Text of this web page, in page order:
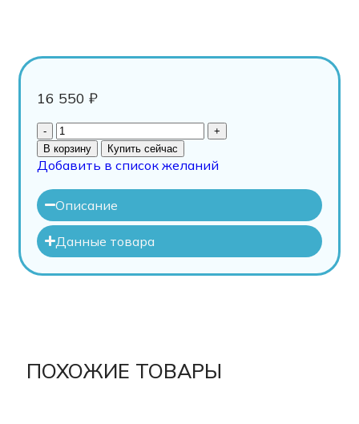
16 550 ₽
В корзину Купить сейчас
Добавить в список желаний
Описание
Данные товара
ПОХОЖИЕ ТОВАРЫ